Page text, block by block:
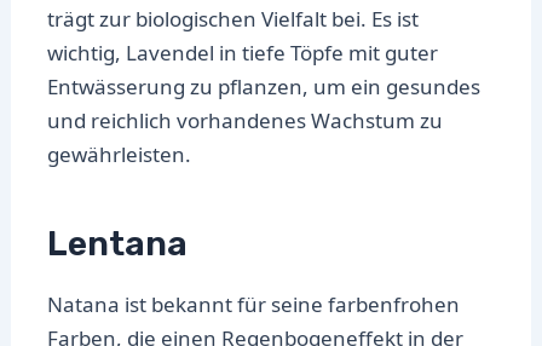
trägt zur biologischen Vielfalt bei. Es ist
wichtig, Lavendel in tiefe Töpfe mit guter
Entwässerung zu pflanzen, um ein gesundes
und reichlich vorhandenes Wachstum zu
gewährleisten.
Lentana
Natana ist bekannt für seine farbenfrohen
Farben, die einen Regenbogeneffekt in der